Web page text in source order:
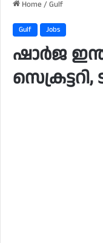
Home /Gulf
Gulf Jobs
ഷാർജ